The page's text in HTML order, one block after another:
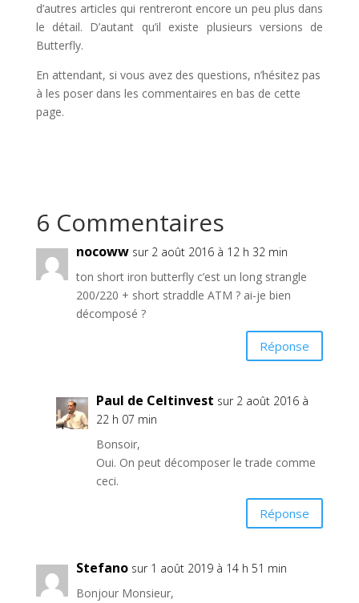
d’autres articles qui rentreront encore un peu plus dans
le détail. D’autant qu’il existe plusieurs versions de
Butterfly.
En attendant, si vous avez des questions, n’hésitez pas
à les poser dans les commentaires en bas de cette
page.
6 Commentaires
nocoww sur 2 août 2016 à 12 h 32 min
ton short iron butterfly c’est un long strangle
200/220 + short straddle ATM ? ai-je bien
décomposé ?
Réponse
Paul de Celtinvest sur 2 août 2016 à
22 h 07 min
Bonsoir,
Oui. On peut décomposer le trade comme
ceci.
Réponse
Stefano sur 1 août 2019 à 14 h 51 min
Bonjour Monsieur,